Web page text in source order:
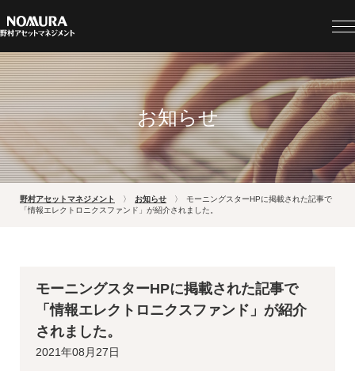
お知らせ
野村アセットマネジメント お知らせ
モーニングスターHPに掲載された記事で
「情報エレクトロニクスファンド」が紹介されました。
モーニングスターHPに掲載された記事で
「情報エレクトロニクスファンド」が紹介
されました。
2021年08月27日